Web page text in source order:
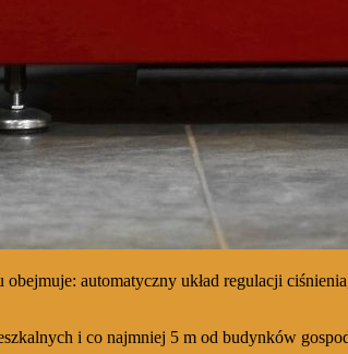
automatyczny układ regulacji
i co najmniej 5 m od budynków